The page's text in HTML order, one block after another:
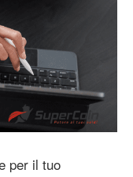
per il tuo